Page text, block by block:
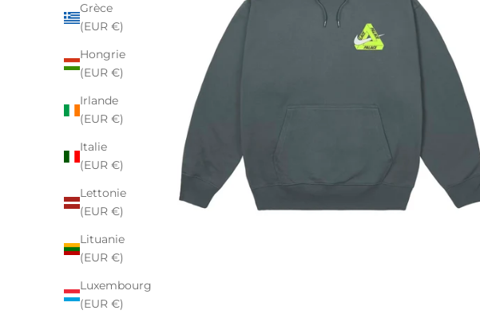
Grèce
(EUR €)
Hongrie
(EUR €)
Irlande
(EUR €)
Italie
(EUR €)
Lettonie
(EUR €)
Lituanie
(EUR €)
Luxembourg
(EUR €)